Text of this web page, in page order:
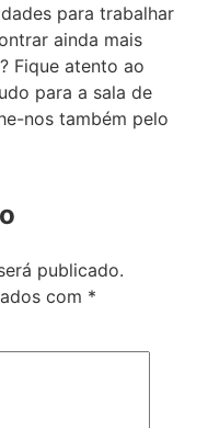
para trabalhar
ainda mais
Fique atento ao
para a sala de
nos também pelo
publicado.
com *